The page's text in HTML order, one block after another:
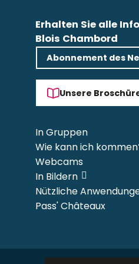
Erhalten Sie alle
Blois Chambord
Abonnement des
Unsere
In Gruppen
Wie kann ich
Webcams
In Bildern
Nützliche
Pass' Châteaux